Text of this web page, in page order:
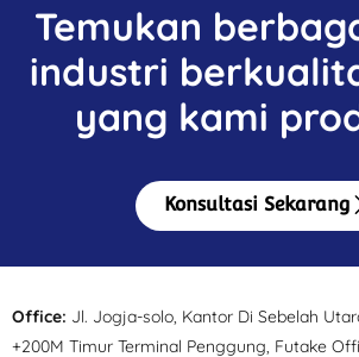
Temukan
industri
yang kami
Konsultasi Sekarang
Office: Jl. Jogja-solo, Kantor Di Sebelah
+200M Timur Terminal Penggung, Futake